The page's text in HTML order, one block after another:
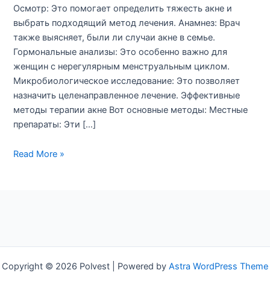
Осмотр: Это помогает определить тяжесть акне и
выбрать подходящий метод лечения. Анамнез: Врач
также выясняет, были ли случаи акне в семье.
Гормональные анализы: Это особенно важно для
женщин с нерегулярным менструальным циклом.
Микробиологическое исследование: Это позволяет
назначить целенаправленное лечение. Эффективные
методы терапии акне Вот основные методы: Местные
препараты: Эти […]
Отзывы
Read More »
Copyright © 2026 Polvest | Powered by Astra WordPress Theme